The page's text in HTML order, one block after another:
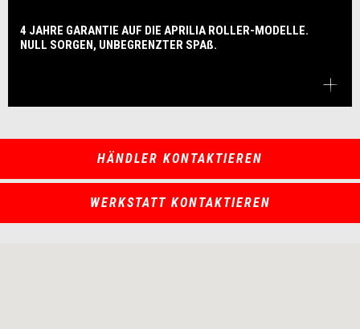
4 JAHRE GARANTIE AUF DIE APRILIA ROLLER-MODELLE.
NULL SORGEN, UNBEGRENZTER SPAß.
HÄNDLER KONTAKTIEREN
WERKSTATT KONTAKTIEREN